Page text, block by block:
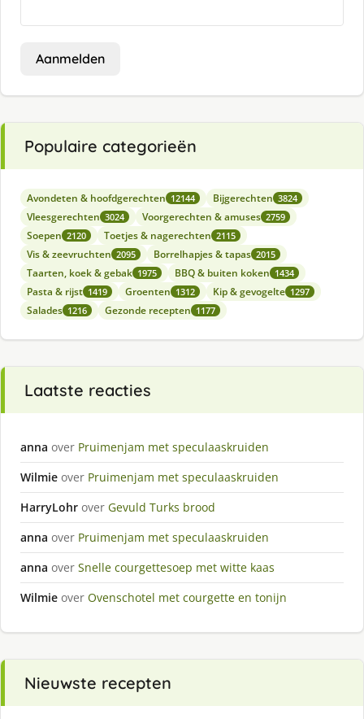
Aanmelden
Populaire categorieën
Avondeten & hoofdgerechten 12144 Bijgerechten 3824
Vleesgerechten 3024 Voorgerechten & amuses 2759
Soepen 2120 Toetjes & nagerechten 2115
Vis & zeevruchten 2095 Borrelhapjes & tapas 2015
Taarten, koek & gebak 1975 BBQ & buiten koken 1434
Pasta & rijst 1419 Groenten 1312 Kip & gevogelte 1297
Salades 1216 Gezonde recepten 1177
Laatste reacties
anna over Pruimenjam met speculaaskruiden
Wilmie over Pruimenjam met speculaaskruiden
HarryLohr over Gevuld Turks brood
anna over Pruimenjam met speculaaskruiden
anna over Snelle courgettesoep met witte kaas
Wilmie over Ovenschotel met courgette en tonijn
Nieuwste recepten